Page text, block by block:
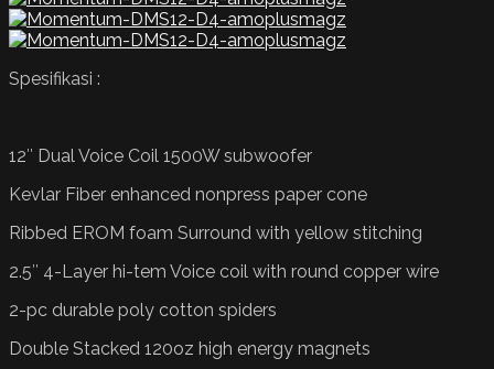
Spesifikasi :
12″ Dual Voice Coil 1500W subwoofer
Kevlar Fiber enhanced nonpress paper cone
Ribbed EROM foam Surround with yellow stitching
2.5″ 4-Layer hi-tem Voice coil with round copper wire
2-pc durable poly cotton spiders
Double Stacked 120oz high energy magnets